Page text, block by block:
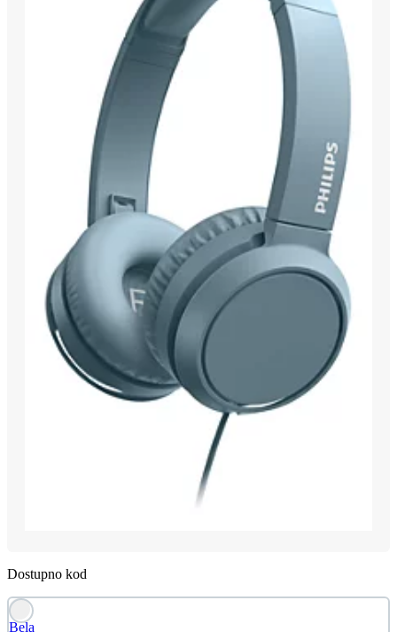
Dostupno kod
Bela